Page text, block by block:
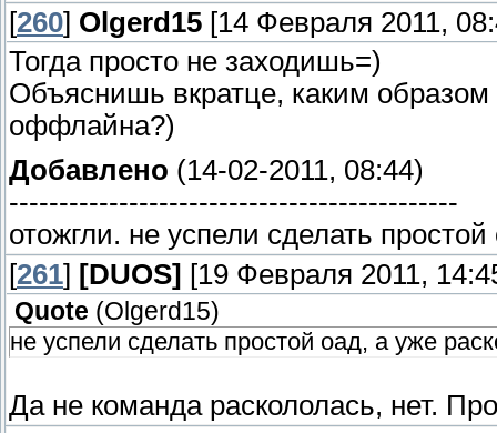
[260] Olgerd15 [14 Февраля 2011,
Тогда просто не заходишь=)
Объяснишь вкратце, каким
оффлайна?)
Добавлено (14-02-2011, 08:44)
---------------------------------------------
отожгли. не успели сделать
[261] [DUОS] [19 Февраля 2011,
Quote (Olgerd15)
не успели сделать простой оад, а уже
Да не команда раскололась, нет.